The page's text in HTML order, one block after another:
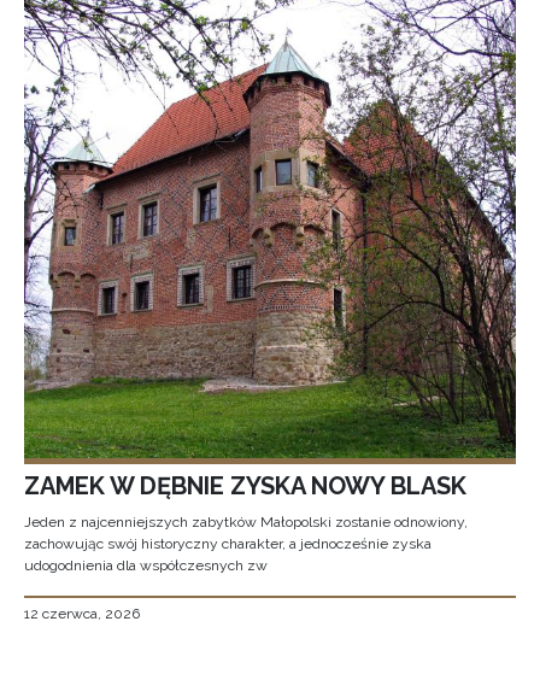
ZAMEK W DĘBNIE ZYSKA NOWY BLASK
Jeden z najcenniejszych zabytków Małopolski zostanie odnowiony,
zachowując swój historyczny charakter, a jednocześnie zyska
udogodnienia dla współczesnych zw
12 czerwca, 2026